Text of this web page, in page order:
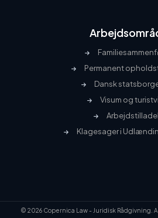
Permanent
Dansk
Visum og
Klagesager i
© 2026 Copernica Law - Juridisk Rådgivning.